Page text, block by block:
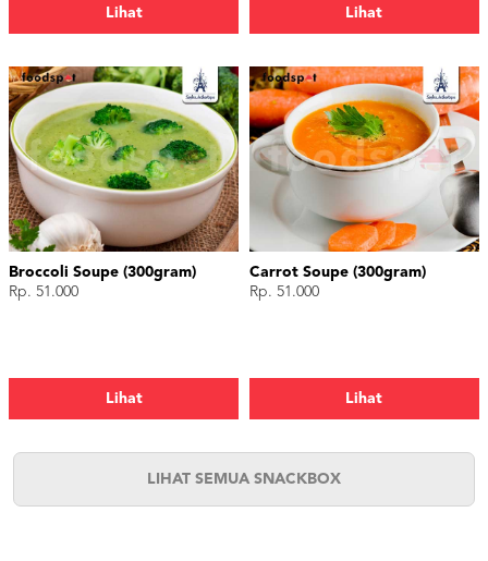
Lihat Lihat
Broccoli Soupe (300gram)
Rp. 51.000
Lihat
Carrot Soupe (300gram)
Rp. 51.000
Lihat
LIHAT SEMUA SNACKBOX